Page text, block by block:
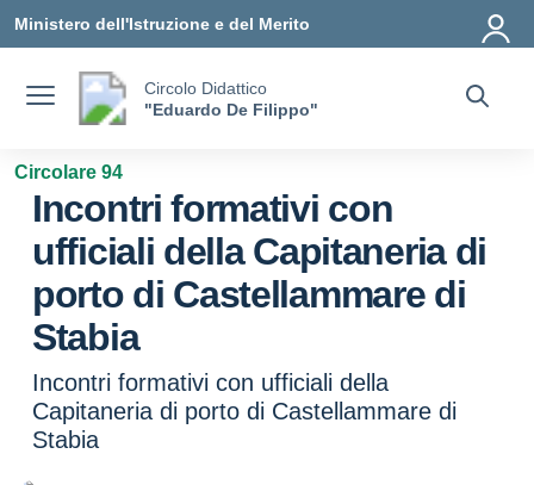
Ministero dell'Istruzione e del Merito
Circolo Didattico
"Eduardo De Filippo"
Circolare 94
Incontri formativi con
ufficiali della Capitaneria di
porto di Castellammare di
Stabia
Incontri formativi con ufficiali della
Capitaneria di porto di Castellammare di
Stabia